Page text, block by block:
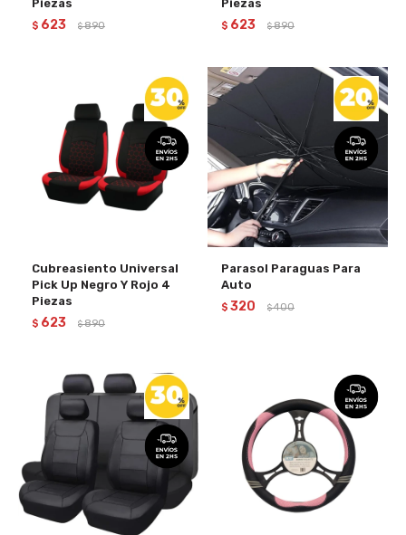
Piezas
$ 623 $ 890
Piezas
$ 623 $ 890
Cubreasiento Universal
Pick Up Negro Y Rojo 4
Piezas
$ 623 $ 890
Parasol Paraguas Para
Auto
$ 320 $ 400